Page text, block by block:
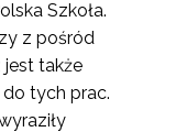
Szkoła.
z pośród
jest także
tych prac.